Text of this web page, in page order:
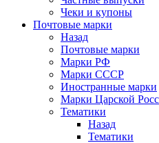
Чеки и купоны
Почтовые марки
Назад
Почтовые марки
Марки РФ
Марки СССР
Иностранные марки
Марки Царской
Тематики
Назад
Тематики